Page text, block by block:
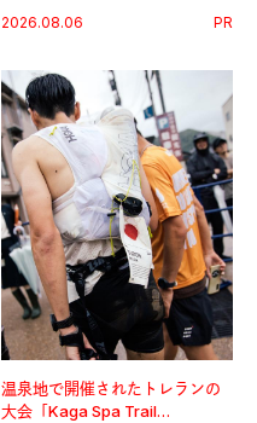
2026.08.06 PR
温泉地で開催されたトレランの
大会「Kaga Spa Trail